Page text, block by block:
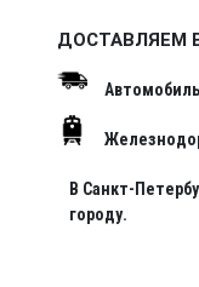
ДОСТАВЛЯЕМ
В Санкт-
городу.